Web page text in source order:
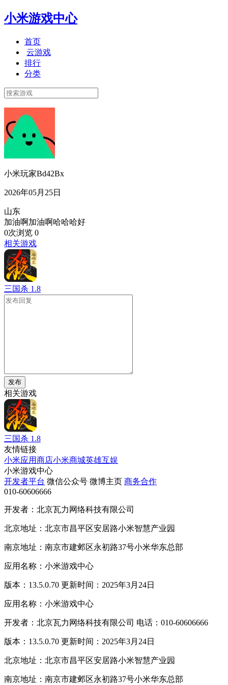
小米游戏中心
首页
云游戏
排行
分类
小米玩家Bd42Bx
2026年05月25日
山东
加油啊加油啊哈哈哈好
0次浏览 0
相关游戏
三国杀 1.8
发布
相关游戏
三国杀 1.8
友情链接
小米应用商店小米商城英雄互娱
小米游戏中心
开发者平台 微信公众号 微博主页 商务合作
010-60606666
开发者：北京瓦力网络科技有限公司
北京地址：北京市昌平区安居路小米智慧产业园
南京地址：南京市建邺区永初路37号小米华东总部
应用名称：小米游戏中心
版本：13.5.0.70 更新时间：2025年3月24日
应用名称：小米游戏中心
开发者：北京瓦力网络科技有限公司 电话：010-60606666
版本：13.5.0.70 更新时间：2025年3月24日
北京地址：北京市昌平区安居路小米智慧产业园
南京地址：南京市建邺区永初路37号小米华东总部